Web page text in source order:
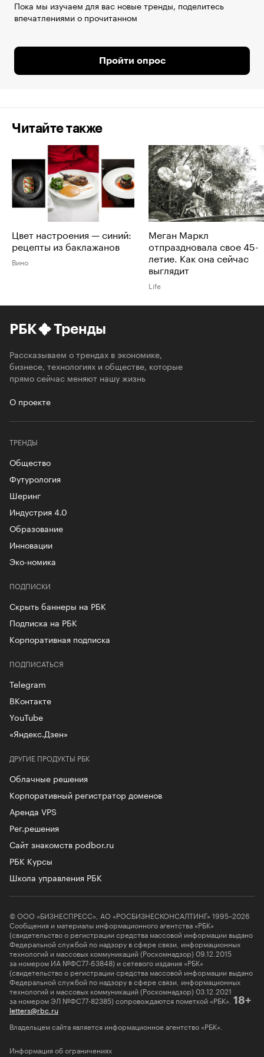
Пока мы изучаем для вас новые тренды, поделитесь
впечатлениями о прочитанном
Пройти опрос
Читайте также
Цвет настроения — синий:
рецепты из баклажанов
Вино
Меган Маркл
отпраздновала свое 45-
летие. Как она сейчас
выглядит
Life
РБК Тренды
Рассказываем о трендах в экономике,
бизнесе, технологиях и обществе, которые
прямо сейчас меняют нашу жизнь
О проекте
ТРЕНДЫ
Общество
Футурология
Шеринг
Индустрия 4.0
Образование
Инновации
Эко-номика
ПОДПИСКИ
Скрыть баннеры на РБК
Подписка на РБК
Корпоративная подписка
ДРУГИЕ ПРОДУКТЫ РБК
Облачные решения
Корпоративный регистратор доменов
Аренда VPS
Рег.решения
Сайт знакомств podbor.ru
РБК Курсы
Школа управления РБК
ПОДПИСАТЬСЯ
Telegram
ВКонтакте
YouTube
«Яндекс.Дзен»
© ООО «БИЗНЕСПРЕСС», АО «РОСБИЗНЕСКОНСАЛТИНГ» 1995–2026
Сообщения и материалы информационного агентства «РБК»
(свидетельство о регистрации средства массовой информации выдано
Федеральной службой по надзору в сфере связи, информационных
технологий и массовых коммуникаций (Роскомнадзор) 09.12.2015
за номером ИА №ФС77-63848) и сетевого издания «РБК»
(свидетельство о регистрации средства массовой информации выдано
Федеральной службой по надзору в сфере связи, информационных
технологий и массовых коммуникаций (Роскомнадзор) 03.12.2021
за номером ЭЛ №ФС77-82385) сопровождаются пометкой «РБК». 18+
letters@rbc.ru
Владельцем сайта является информационное агентство «РБК».
Информация об ограничениях